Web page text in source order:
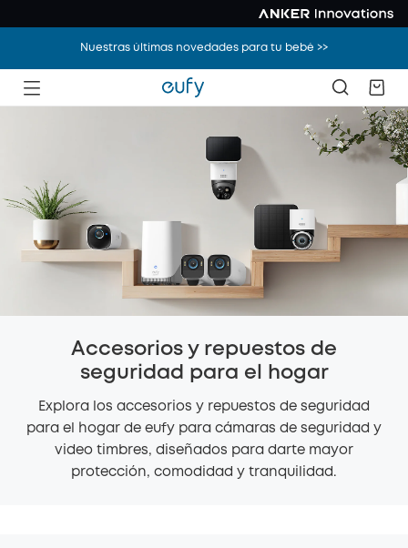
Nuestras últimas novedades para tu bebé >>
Accesorios y repuestos de
seguridad para el hogar
Explora los accesorios y repuestos de seguridad
para el hogar de eufy para cámaras de seguridad y
video timbres, diseñados para darte mayor
protección, comodidad y tranquilidad.